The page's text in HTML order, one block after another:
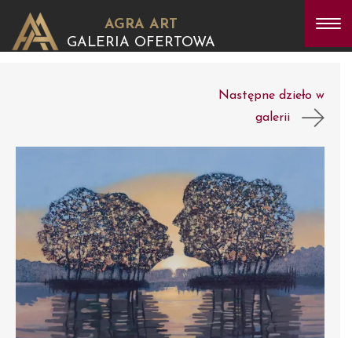
AGRA ART
GALERIA OFERTOWA
Następne dzieło w
galerii